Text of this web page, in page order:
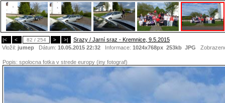
|< < 82 / 254 > >|
Srazy / Jarní sraz - Kremnice, 9.5.2015
Vložil: jumep Dátum: 10.05.2015 22:32 Informace: 1024x768px 253kb JPG
Popis: spolocna fotka v strede europy (iny fotograf)